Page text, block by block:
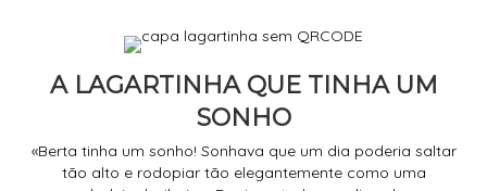
A LAGARTINHA QUE TINHA UM
SONHO
«Berta tinha um sonho! Sonhava que um dia poderia saltar
tão alto e rodopiar tão elegantemente como uma